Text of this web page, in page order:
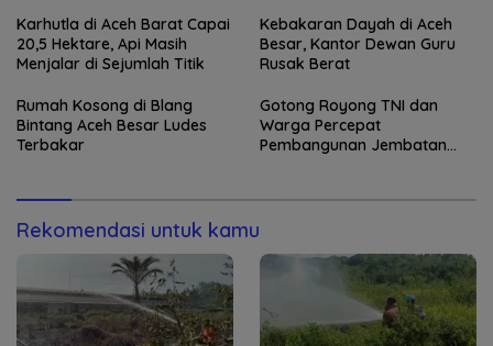
Karhutla di Aceh Barat Capai
20,5 Hektare, Api Masih
Menjalar di Sejumlah Titik
Kebakaran Dayah di Aceh
Besar, Kantor Dewan Guru
Rusak Berat
Rumah Kosong di Blang
Bintang Aceh Besar Ludes
Terbakar
Gotong Royong TNI dan
Warga Percepat
Pembangunan Jembatan
Rekomendasi untuk kamu